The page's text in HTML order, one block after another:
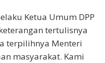
Ketua Umum DPP
tertulisnya
terpilihnya Menteri
masyarakat. Kami